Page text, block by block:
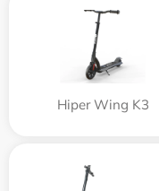
Hiper Wing K3